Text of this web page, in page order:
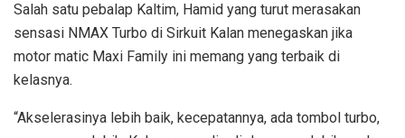
Salah satu pebalap Kaltim, Hamid yang turut merasakan
sensasi NMAX Turbo di Sirkuit Kalan menegaskan jika
motor matic Maxi Family ini memang yang terbaik di
kelasnya.
“Akselerasinya lebih baik, kecepatannya, ada tombol turbo,